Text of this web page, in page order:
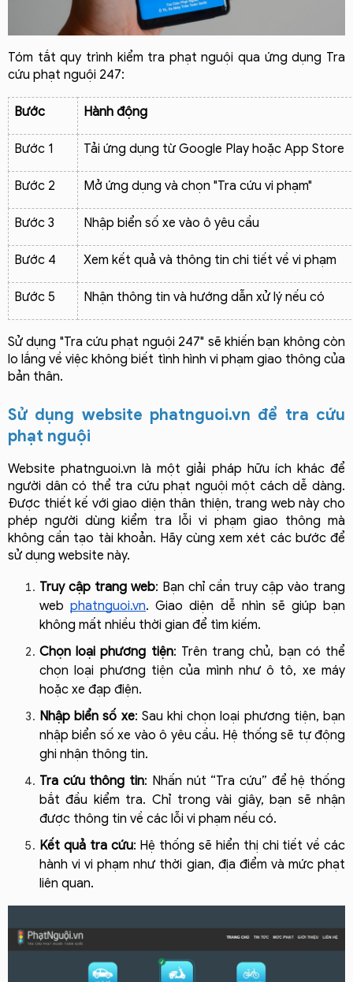
Tóm tắt quy trình kiểm tra phạt nguội qua ứng dụng Tra
cứu phạt nguội 247:
Bước Hành động
Bước 1 Tải ứng dụng từ Google Play hoặc App Store
Bước 2 Mở ứng dụng và chọn "Tra cứu vi phạm"
Bước 3 Nhập biển số xe vào ô yêu cầu
Bước 4 Xem kết quả và thông tin chi tiết về vi phạm
Bước 5 Nhận thông tin và hướng dẫn xử lý nếu có
Sử dụng "Tra cứu phạt nguội 247" sẽ khiến bạn không còn
lo lắng về việc không biết tình hình vi phạm giao thông của
bản thân.
Sử dụng website phatnguoi.vn để tra cứu
phạt nguội
Website phatnguoi.vn là một giải pháp hữu ích khác để
người dân có thể tra cứu phạt nguội một cách dễ dàng.
Được thiết kế với giao diện thân thiện, trang web này cho
phép người dùng kiểm tra lỗi vi phạm giao thông mà
không cần tạo tài khoản. Hãy cùng xem xét các bước để
sử dụng website này.
Truy cập trang web: Bạn chỉ cần truy cập vào trang
web phatnguoi.vn. Giao diện dễ nhìn sẽ giúp bạn
không mất nhiều thời gian để tìm kiếm.
Chọn loại phương tiện: Trên trang chủ, bạn có thể
chọn loại phương tiện của mình như ô tô, xe máy
hoặc xe đạp điện.
Nhập biển số xe: Sau khi chọn loại phương tiện, bạn
nhập biển số xe vào ô yêu cầu. Hệ thống sẽ tự động
ghi nhận thông tin.
Tra cứu thông tin: Nhấn nút “Tra cứu” để hệ thống
bắt đầu kiểm tra. Chỉ trong vài giây, bạn sẽ nhận
được thông tin về các lỗi vi phạm nếu có.
Kết quả tra cứu: Hệ thống sẽ hiển thị chi tiết về các
hành vi vi phạm như thời gian, địa điểm và mức phạt
liên quan.